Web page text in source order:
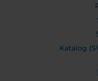
Katalog